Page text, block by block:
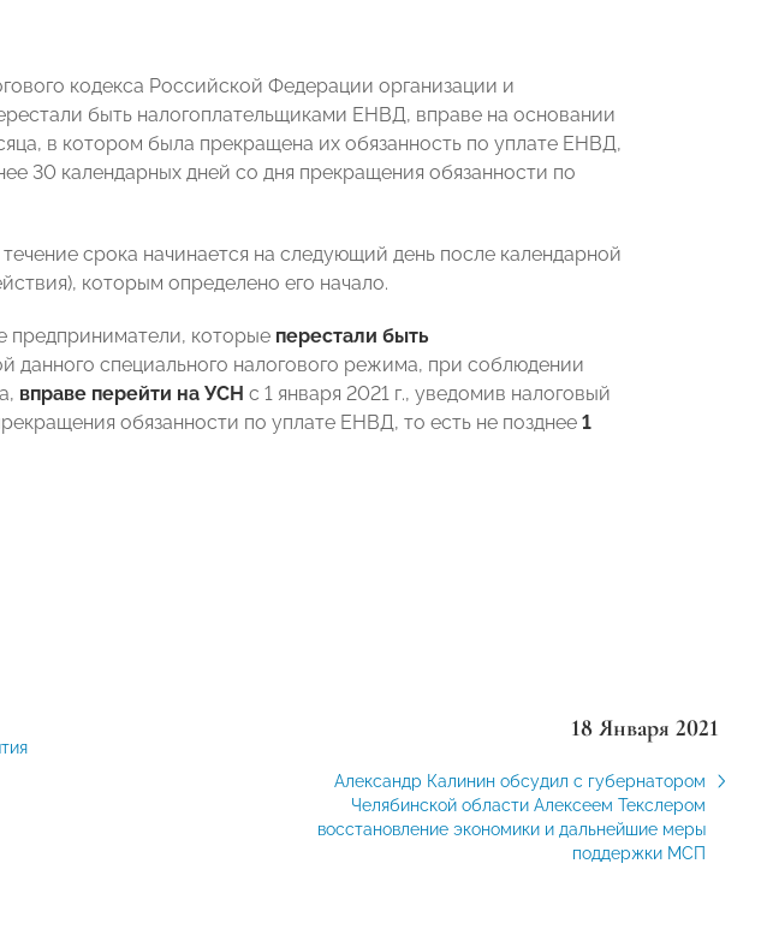
кодекса Российской Федерации организации и
быть налогоплательщиками ЕНВД, вправе на основании
в котором была прекращена их обязанность по уплате ЕНВД,
30 календарных дней со дня прекращения обязанности по
срока начинается на следующий день после календарной
которым определено его начало.
предприниматели, которые перестали быть
данного специального налогового режима, при соблюдении
вправе перейти на УСН с 1 января 2021 г., уведомив налоговый
обязанности по уплате ЕНВД, то есть не позднее 1
18 Января 2021
Александр Калинин обсудил с губернатором
Челябинской области Алексеем Текслером
восстановление экономики и дальнейшие меры
поддержки МСП